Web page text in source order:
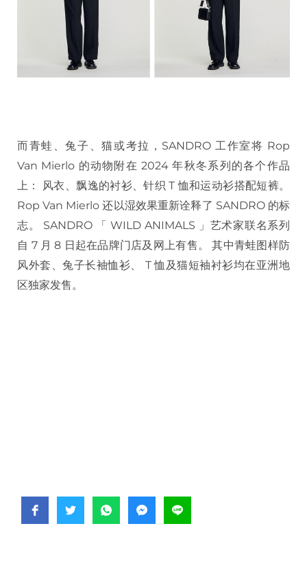
而青蛙、兔子、猫或考拉，SANDRO 工作室将 Rop
Van Mierlo 的动物附在 2024 年秋冬系列的各个作品
上： 风衣、飘逸的衬衫、针织 T 恤和运动衫搭配短裤。
Rop Van Mierlo 还以湿效果重新诠释了 SANDRO 的标
志。 SANDRO 「 WILD ANIMALS 」艺术家联名系列
自 7 月 8 日起在品牌门店及网上有售。 其中青蛙图样防
风外套、兔子长袖恤衫、 T 恤及猫短袖衬衫均在亚洲地
区独家发售。